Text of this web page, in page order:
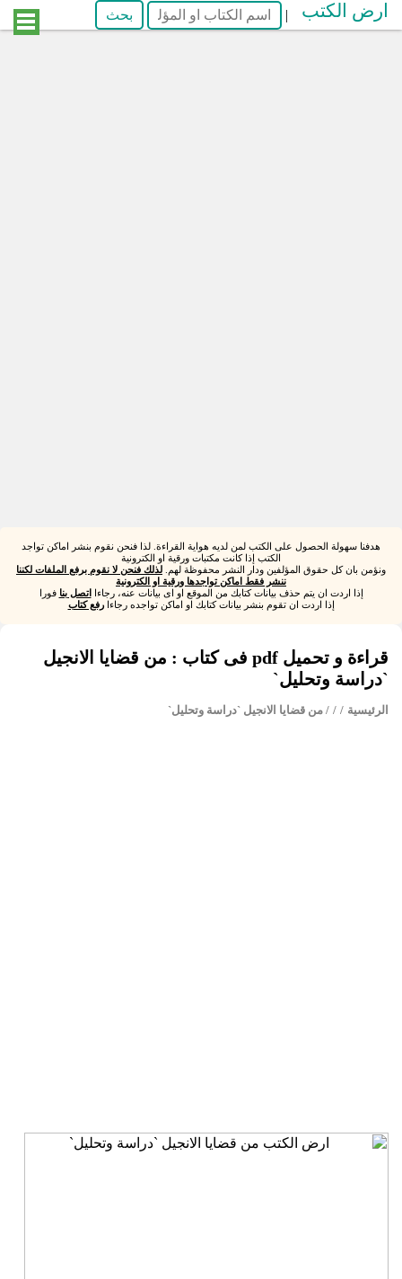
ارض الكتب |
هدفنا سهولة الحصول على الكتب لمن لديه هواية القراءة. لذا فنحن نقوم بنشر اماكن تواجد
الكتب إذا كانت مكتبات ورقية او الكترونية
ونؤمن بان كل حقوق المؤلفين ودار النشر محفوظة لهم. لذلك فنحن لا نقوم برفع الملفات لكننا
ننشر فقط اماكن تواجدها ورقية او الكترونية
إذا اردت ان يتم حذف بيانات كتابك من الموقع او اى بيانات عنه، رجاءااتصل بنا فورا
إذا اردت ان تقوم بنشر بيانات كتابك او اماكن تواجده رجاءارفع كتاب
قراءة و تحميل pdf فى كتاب : من قضايا الانجيل
`دراسة وتحليل`
الرئيسية /
/ / من قضايا الانجيل `دراسة وتحليل`